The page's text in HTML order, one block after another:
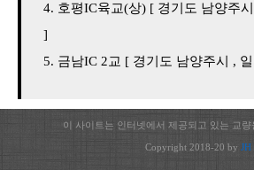
호평IC육교(상) [ 경기도 남양주
]
금남IC 2교 [ 경기도 남양주시 ,
이 사이트는 인터넷에서 제공되고 있는 교량
Copyright 2018-20 by JH